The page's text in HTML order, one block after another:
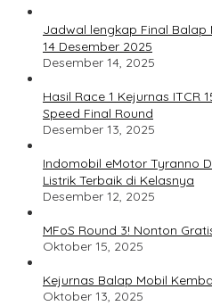
Jadwal lengkap Final Balap
14 Desember 2025
Desember 14, 2025
Hasil Race 1 Kejurnas ITCR
Speed Final Round
Desember 13, 2025
Indomobil eMotor Tyranno
Listrik Terbaik di Kelasnya
Desember 12, 2025
MFoS Round 3! Nonton
Oktober 15, 2025
Kejurnas Balap Mobil
Oktober 13, 2025